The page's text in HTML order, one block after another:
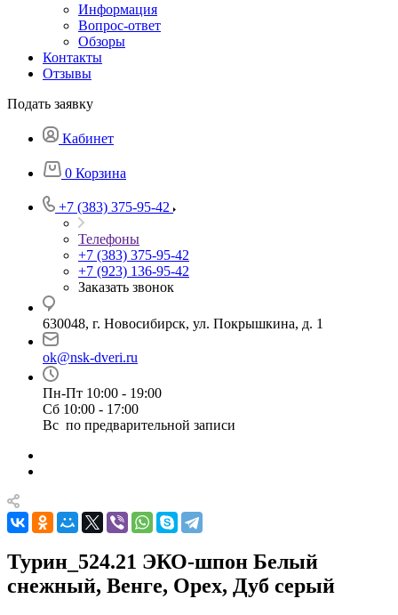
Информация
Вопрос-ответ
Обзоры
Контакты
Отзывы
Подать заявку
Кабинет
0 Корзина
+7 (383) 375-95-42
Телефоны
+7 (383) 375-95-42
+7 (923) 136-95-42
Заказать звонок
630048, г. Новосибирск, ул. Покрышкина, д. 1
ok@nsk-dveri.ru
Пн-Пт 10:00 - 19:00
Сб 10:00 - 17:00
Вс по предварительной записи
Турин_524.21 ЭКО-шпон Белый
снежный, Венге, Орех, Дуб серый